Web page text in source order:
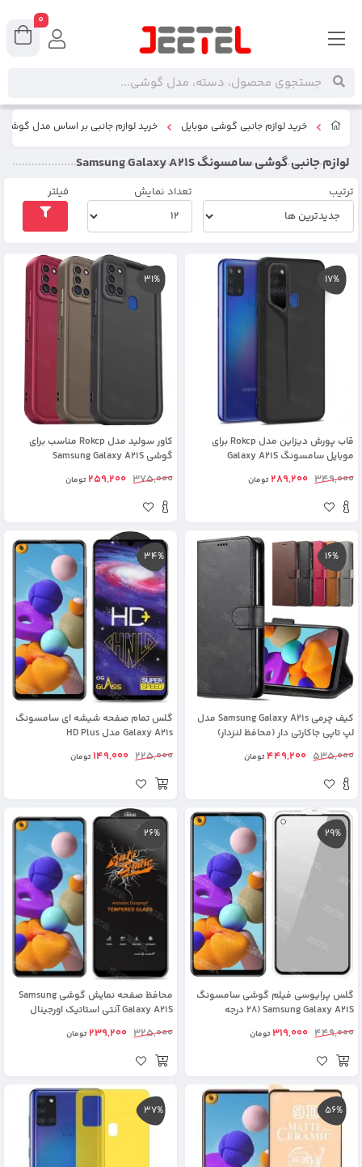
خرید لوازم جانبی گوشی موبایل خرید لوازم جانبی بر اساس مدل گوشی
لوازم جانبی گوشی سامسونگ Samsung Galaxy A21S
ترتیب تعداد نمایش فیلتر
17%
قاب پورش دیزاین مدل Rokcp برای
موبایل سامسونگ Galaxy A21S
349,000
289,200تومان
31%
کاور سولید مدل Rokcp مناسب برای
گوشی Samsung Galaxy A21S
375,000
259,200تومان
16%
کیف چرمی Samsung Galaxy A21s مدل
لپ تاپی جاکارتی دار (محافظ لنزدار)
535,000
449,200تومان
34%
گلس تمام صفحه شیشه ای سامسونگ
Galaxy A21s مدل HD Plus
225,000
149,000تومان
29%
گلس پرایوسی فیلم گوشی سامسونگ
Samsung Galaxy A21S (28 درجه
449,000
319,000تومان
26%
محافظ صفحه نمایش گوشی Samsung
Galaxy A21S آنتی استاتیک اورجینال
325,000
239,200تومان
56%
37%
0